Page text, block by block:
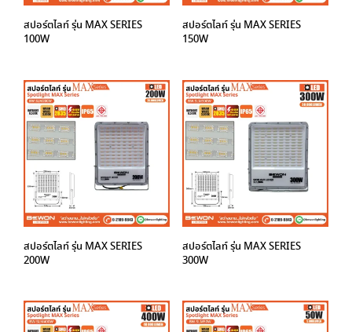
สปอร์ตไลท์ รุ่น MAX SERIES
100W
สปอร์ตไลท์ รุ่น MAX SERIES
150W
สปอร์ตไลท์ รุ่น MAX SERIES
200W
สปอร์ตไลท์ รุ่น MAX SERIES
300W